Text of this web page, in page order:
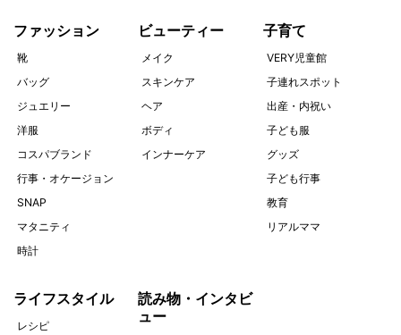
ファッション
靴
バッグ
ジュエリー
洋服
コスパブランド
行事・オケージョン
SNAP
マタニティ
時計
ビューティー
メイク
スキンケア
ヘア
ボディ
インナーケア
子育て
VERY児童館
子連れスポット
出産・内祝い
子ども服
グッズ
子ども行事
教育
リアルママ
ライフスタイル
レシピ
読み物・インタビ
ュー